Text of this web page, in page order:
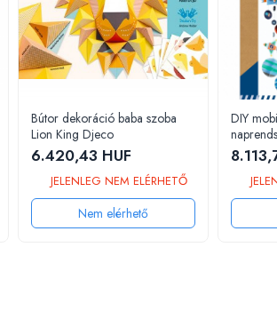
Bútor dekoráció baba szoba
Lion King Djeco
6.420,43 HUF
JELENLEG NEM ELÉRHETŐ
Nem elérhető
DIY